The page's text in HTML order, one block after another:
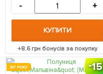
- +
КУПИТИ
+8.6грн бонусів за покупку
15
ХІТ РОКУ